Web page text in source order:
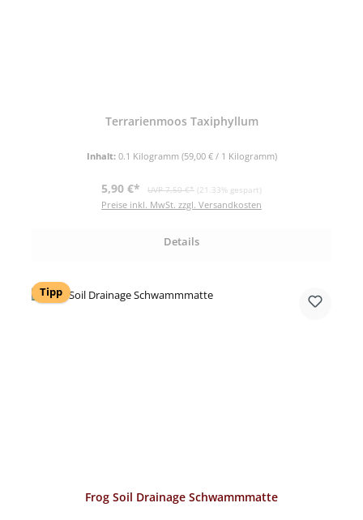
Terrarienmoos Taxiphyllum
Inhalt: 0.1 Kilogramm (59,00 € / 1 Kilogramm)
Verkaufspreis:
5,90 €* Regulärer Preis:
UVP 7,50 €* (21.33% gespart)
Preise inkl. MwSt. zzgl. Versandkosten
Details
Tipp
Frog Soil Drainage Schwammmatte